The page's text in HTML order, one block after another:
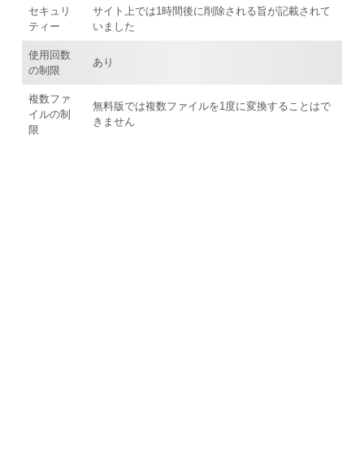
セキュリ
ティー
サイト上では1時間後に削除される旨が記載されて
いました
使用回数
の制限
あり
複数ファ
イルの制
限
無料版では複数ファイルを1度に変換することはで
きません